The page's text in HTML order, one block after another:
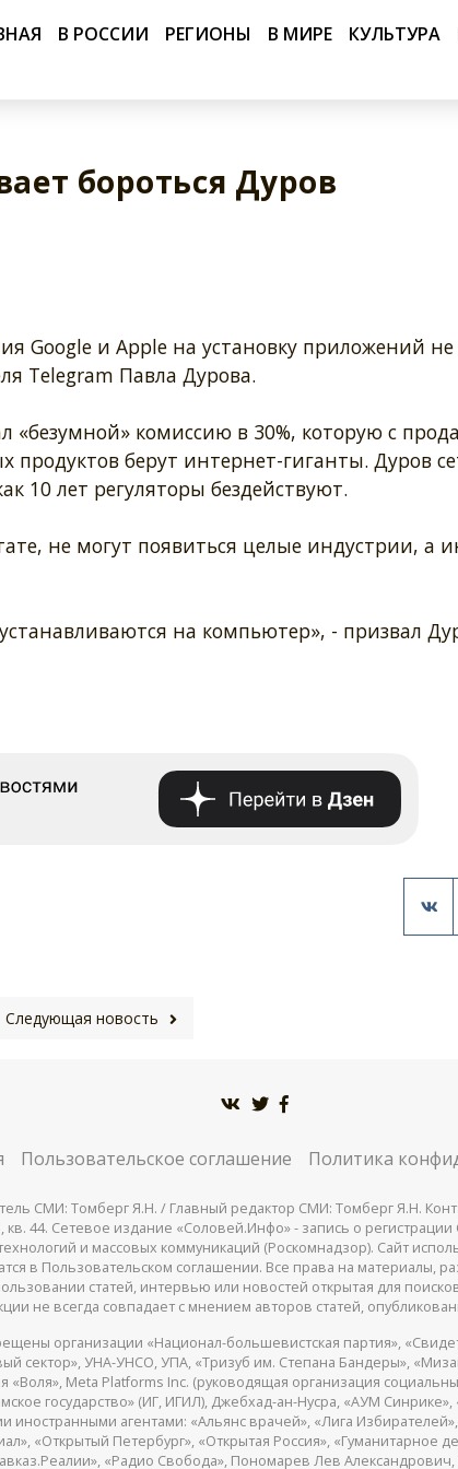
В РОССИИ РЕГИОНЫ В МИРЕ КУЛЬТУРА
бороться Дуров
Google и Apple на установку приложений не
Telegram Павла Дурова.
«безумной» комиссию в 30%, которую с
продуктов берут интернет-гиганты. Дуров
10 лет регуляторы бездействуют.
не могут появиться целые индустрии, а
на компьютер», - призвал
Следующая новость
Пользовательское соглашение Политика
СМИ: Томберг Я.Н. / Главный редактор СМИ: Томберг Я.Н.
кв. 44. Сетевое издание «Соловей.Инфо» - запись о
и массовых коммуникаций (Роскомнадзор). Сайт
в Пользовательском соглашении. Все права на
статей, интервью или новостей открытая для
не всегда совпадает с мнением авторов статей,
организации «Национал-большевистская партия»,
сектор», УНА-УНСО, УПА, «Тризуб им. Степана Бандеры»,
«Воля», Meta Platforms Inc. (руководящая организация
государство» (ИГ, ИГИЛ), Джебхад-ан-Нусра, «АУМ Синрике»,
иностранными агентами: «Альянс врачей», «Лига
«Открытый Петербург», «Открытая Россия», «Гуманитарное
«Радио Свобода», Пономарев Лев